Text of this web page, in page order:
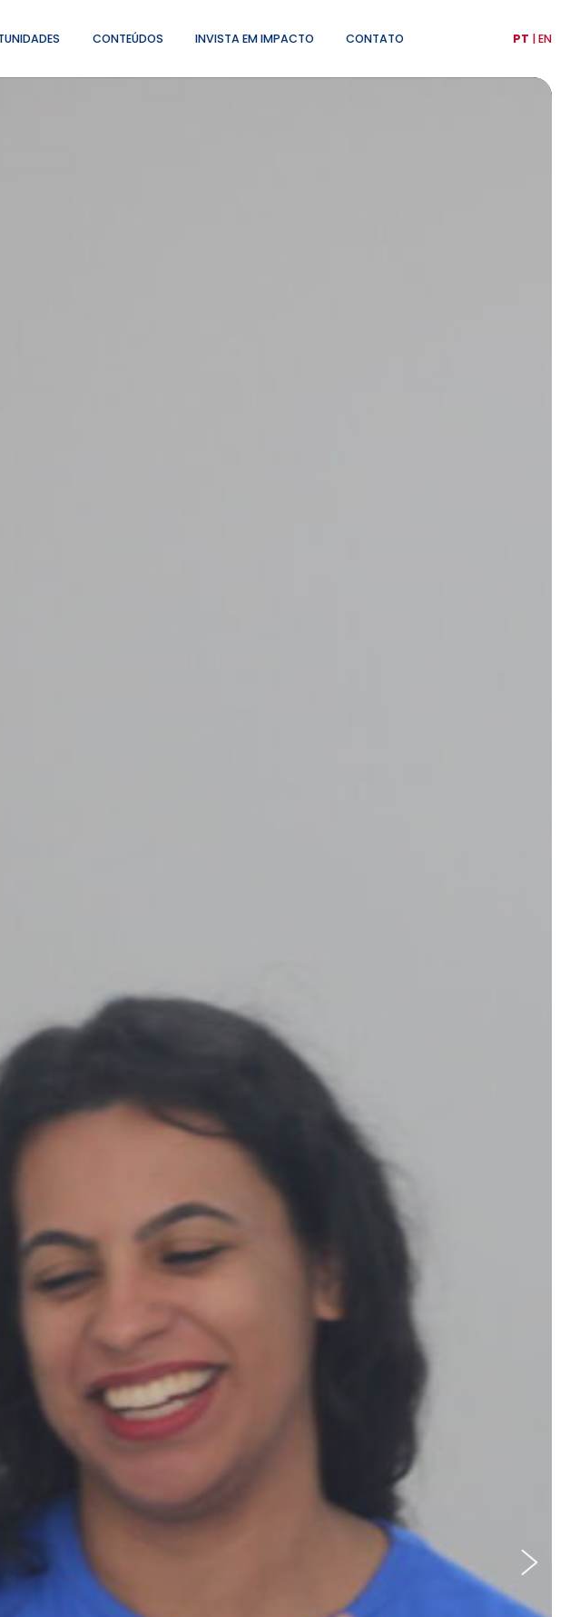
CONTEÚDOS INVISTA EM IMPACTO CONTATO PT |EN